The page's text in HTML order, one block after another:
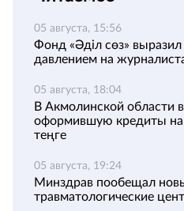
05 августа, 15:56
Фонд «Әділ сөз»
давлением на
05 августа, 18:04
В Акмолинской области
оформившую кредиты на
теңге
05 августа, 19:24
Минздрав пообещал
травматологические